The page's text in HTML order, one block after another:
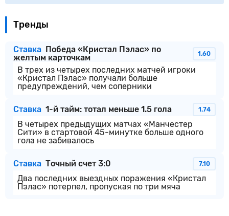
Тренды
Ставка Победа «Кристал Пэлас» по
желтым карточкам
1.60
В трех из четырех последних матчей игроки
«Кристал Пэлас» получали больше
предупреждений, чем соперники
Ставка 1-й тайм: тотал меньше 1.5 гола 1.74
В четырех предыдущих матчах «Манчестер
Сити» в стартовой 45-минутке больше одного
гола не забивалось
Ставка Точный счет 3:0 7.10
Два последних выездных поражения «Кристал
Пэлас» потерпел, пропуская по три мяча